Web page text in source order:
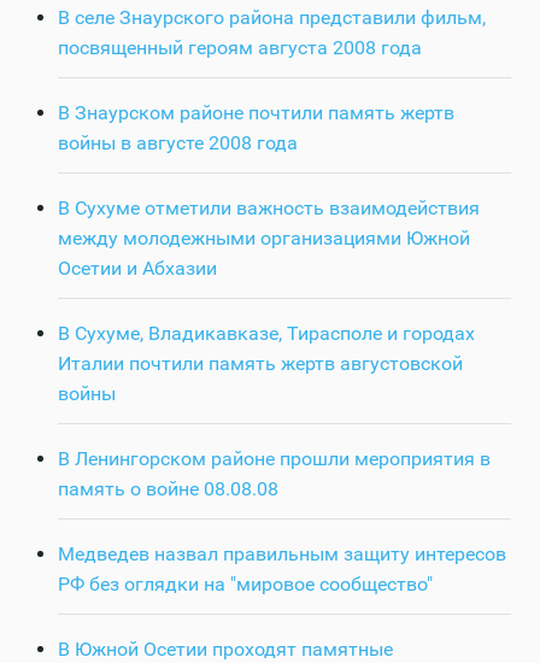
В селе Знаурского района представили фильм,
посвященный героям августа 2008 года
В Знаурском районе почтили память жертв
войны в августе 2008 года
В Сухуме отметили важность взаимодействия
между молодежными организациями Южной
Осетии и Абхазии
В Сухуме, Владикавказе, Тирасполе и городах
Италии почтили память жертв августовской
войны
В Ленингорском районе прошли мероприятия в
память о войне 08.08.08
Медведев назвал правильным защиту интересов
РФ без оглядки на "мировое сообщество"
В Южной Осетии проходят памятные